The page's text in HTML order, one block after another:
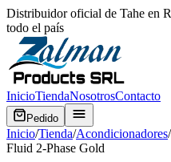
Distribuidor oficial de Tahe en
todo el país
InicioTiendaNosotrosContacto
Pedido
Inicio/Tienda/Acondicionadores/
Fluid 2-Phase Gold